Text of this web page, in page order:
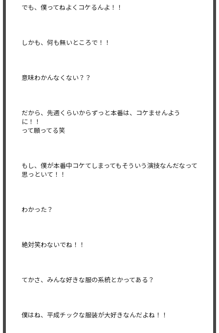
でも、僕ってねよくコケるんよ！！
しかも、何も無いところで！！
意味わかんなくない？？
だから、先週くらいからずっと本番は、コケませんよう
に！！
って願ってる笑
もし、僕が本番中コケてしまってもそういう演技なんだなって
思っといて！！
わかった？
絶対笑わないでね！！
てかさ、みんな好きな服の系統とかってある？
僕はね、平成チックな服装が大好きなんだよね！！